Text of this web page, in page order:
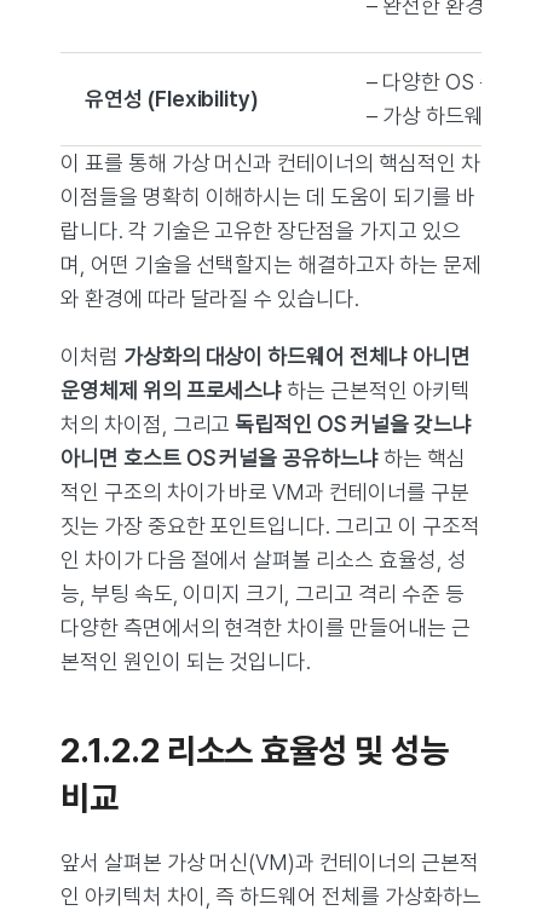
– 완전한 환경 제어
유연성 (Flexibility)
– 다양한 OS 종류
– 가상 하드웨어 세
이 표를 통해 가상 머신과 컨테이너의 핵심적인 차
이점들을 명확히 이해하시는 데 도움이 되기를 바
랍니다. 각 기술은 고유한 장단점을 가지고 있으
며, 어떤 기술을 선택할지는 해결하고자 하는 문제
와 환경에 따라 달라질 수 있습니다.
이처럼 가상화의 대상이 하드웨어 전체냐 아니면
운영체제 위의 프로세스냐하는 근본적인 아키텍
처의 차이점, 그리고 독립적인 OS 커널을 갖느냐
아니면 호스트 OS 커널을 공유하느냐하는 핵심
적인 구조의 차이가 바로 VM과 컨테이너를 구분
짓는 가장 중요한 포인트입니다. 그리고 이 구조적
인 차이가 다음 절에서 살펴볼 리소스 효율성, 성
능, 부팅 속도, 이미지 크기, 그리고 격리 수준 등
다양한 측면에서의 현격한 차이를 만들어내는 근
본적인 원인이 되는 것입니다.
2.1.2.2 리소스 효율성 및 성능
비교
앞서 살펴본 가상 머신(VM)과 컨테이너의 근본적
인 아키텍처 차이, 즉 하드웨어 전체를 가상화하느